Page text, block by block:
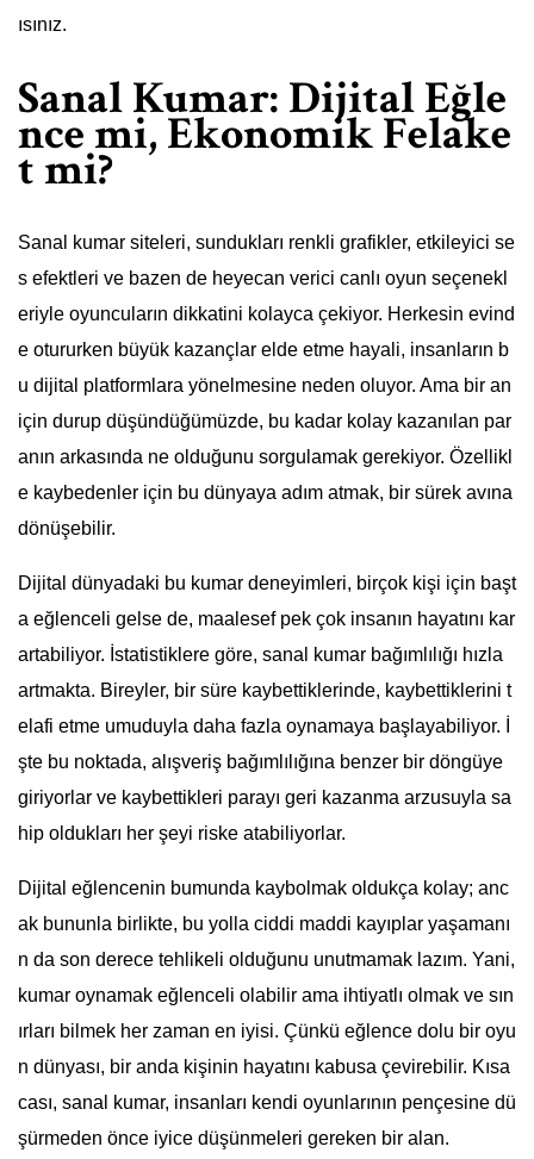
ısınız.
Sanal Kumar: Dijital Eğle
nce mi, Ekonomik Felake
t mi?
Sanal kumar siteleri, sundukları renkli grafikler, etkileyici se
s efektleri ve bazen de heyecan verici canlı oyun seçenekl
eriyle oyuncuların dikkatini kolayca çekiyor. Herkesin evind
e otururken büyük kazançlar elde etme hayali, insanların b
u dijital platformlara yönelmesine neden oluyor. Ama bir an
için durup düşündüğümüzde, bu kadar kolay kazanılan par
anın arkasında ne olduğunu sorgulamak gerekiyor. Özellikl
e kaybedenler için bu dünyaya adım atmak, bir sürek avına
dönüşebilir.
Dijital dünyadaki bu kumar deneyimleri, birçok kişi için başt
a eğlenceli gelse de, maalesef pek çok insanın hayatını kar
artabiliyor. İstatistiklere göre, sanal kumar bağımlılığı hızla
artmakta. Bireyler, bir süre kaybettiklerinde, kaybettiklerini t
elafi etme umuduyla daha fazla oynamaya başlayabiliyor. İ
şte bu noktada, alışveriş bağımlılığına benzer bir döngüye
giriyorlar ve kaybettikleri parayı geri kazanma arzusuyla sa
hip oldukları her şeyi riske atabiliyorlar.
Dijital eğlencenin bumunda kaybolmak oldukça kolay; anc
ak bununla birlikte, bu yolla ciddi maddi kayıplar yaşamanı
n da son derece tehlikeli olduğunu unutmamak lazım. Yani,
kumar oynamak eğlenceli olabilir ama ihtiyatlı olmak ve sın
ırları bilmek her zaman en iyisi. Çünkü eğlence dolu bir oyu
n dünyası, bir anda kişinin hayatını kabusa çevirebilir. Kısa
cası, sanal kumar, insanları kendi oyunlarının pençesine dü
şürmeden önce iyice düşünmeleri gereken bir alan.